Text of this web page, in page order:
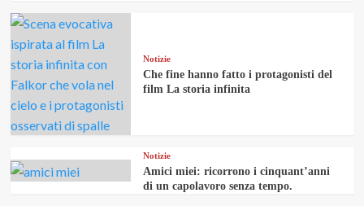
Notizie
Che fine hanno fatto i protagonisti del
film La storia infinita
Notizie
Amici miei: ricorrono i cinquant’anni
di un capolavoro senza tempo.